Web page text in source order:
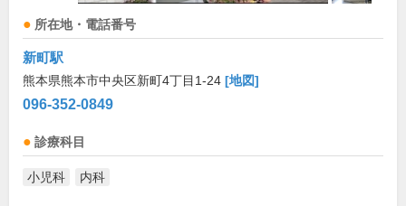
所在地・電話番号
新町駅
熊本県熊本市中央区新町4丁目1-24 [地図]
096-352-0849
診療科目
小児科 内科